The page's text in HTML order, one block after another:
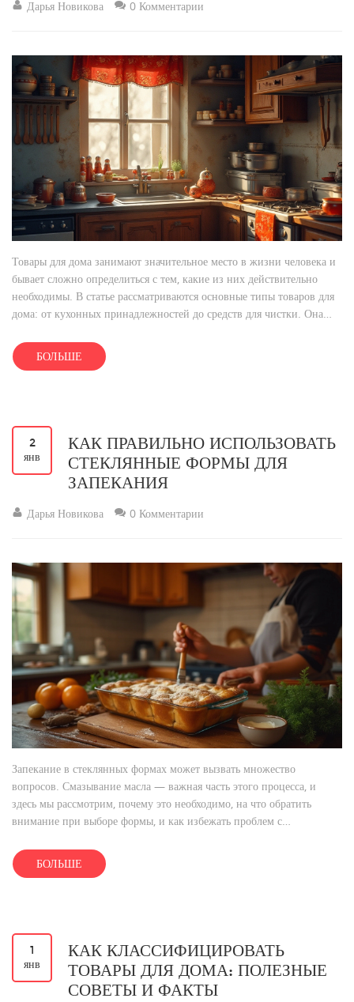
Дарья Новикова 0 Комментарии
Товары для дома занимают значительное место в жизни человека и
бывает сложно определиться с тем, какие из них действительно
необходимы. В статье рассматриваются основные типы товаров для
дома: от кухонных принадлежностей до средств для чистки. Она
из них незаменимы и как сделать правильный выбор среди
разнообразия предложений. Советы и интересные факты об
БОЛЬШЕ
2
янв
КАК ПРАВИЛЬНО ИСПОЛЬЗОВАТЬ
СТЕКЛЯННЫЕ ФОРМЫ ДЛЯ
ЗАПЕКАНИЯ
Дарья Новикова 0 Комментарии
Запекание в стеклянных формах может вызвать множество
вопросов. Смазывание масла — важная часть этого процесса, и
здесь мы рассмотрим, почему это необходимо, на что обратить
внимание при выборе формы, и как избежать проблем с
посудой. В статье даны полезные советы и интересные факты для
любителей готовить.
БОЛЬШЕ
1
янв
КАК КЛАССИФИЦИРОВАТЬ
ТОВАРЫ ДЛЯ ДОМА: ПОЛЕЗНЫЕ
СОВЕТЫ И ФАКТЫ